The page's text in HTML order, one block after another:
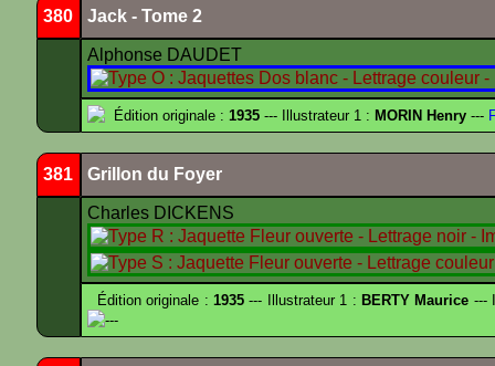
380 Jack - Tome 2
Alphonse DAUDET
Édition originale : 1935 --- Illustrateur 1 : MORIN Henry ---
381 Grillon du Foyer
Charles DICKENS
Édition originale : 1935--- Illustrateur 1 : BERTY Maurice ---
---